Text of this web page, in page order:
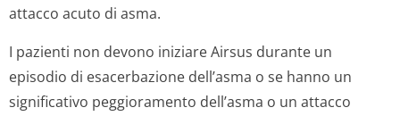
attacco acuto di asma.
I pazienti non devono iniziare Airsus durante un
episodio di esacerbazione dell’asma o se hanno un
significativo peggioramento dell’asma o un attacco